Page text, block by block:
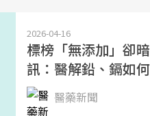
2026-04-16
標榜「無添加」卻
訊：醫解鉛、鎘如
醫藥新聞